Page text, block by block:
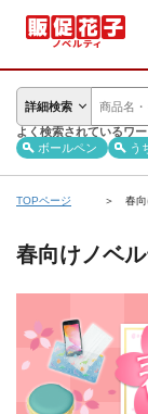
詳細検索
よく検索されているワー
ボールペン
う
TOPページ 春
春向けノベ